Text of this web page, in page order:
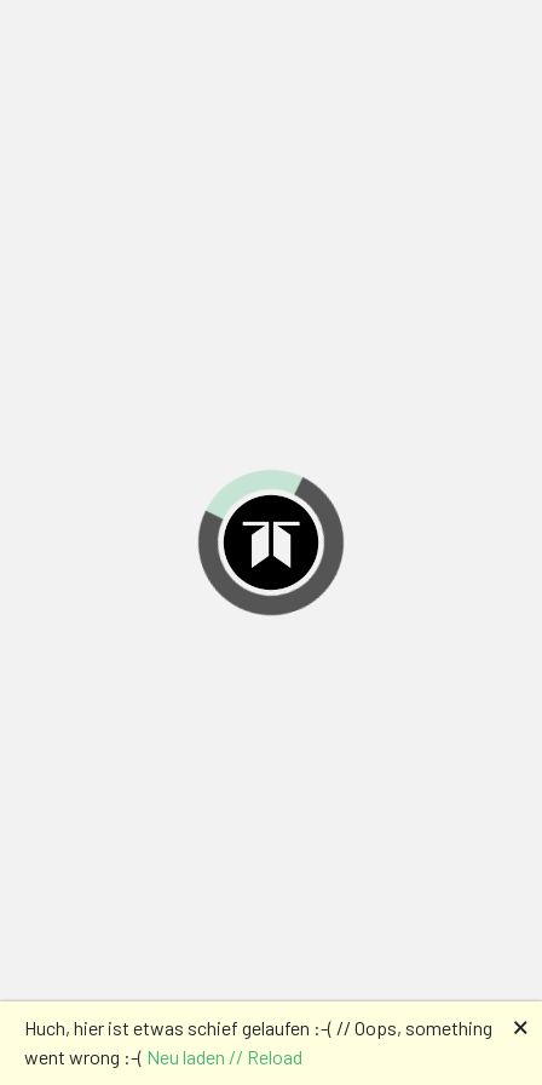
Huch, hier ist etwas schief gelaufen :-( // Oops, something
went wrong :-( Neu laden // Reload
🗙